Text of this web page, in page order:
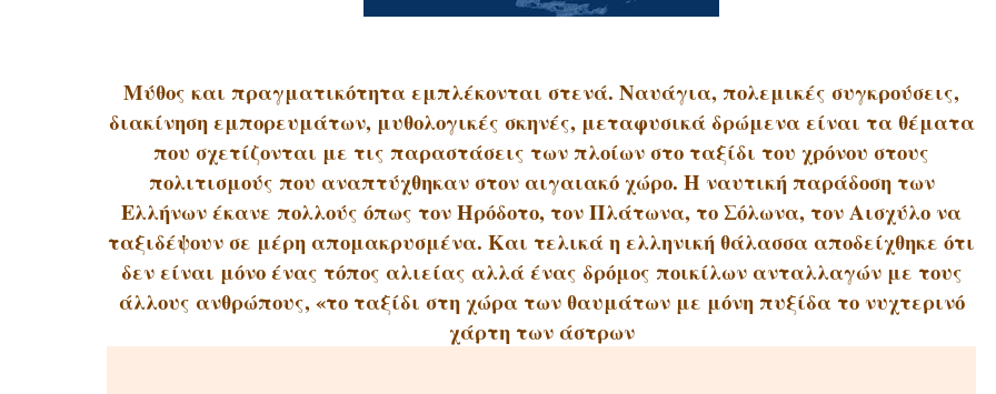
Μύθος και πραγματικότητα εμπλέκονται στενά. Ναυάγια, πολεμικές συγκρούσεις,
διακίνηση εμπορευμάτων, μυθολογικές σκηνές, μεταφυσικά δρώμενα είναι τα θέματα
που σχετίζονται με τις παραστάσεις των πλοίων στο ταξίδι του χρόνου στους
πολιτισμούς που αναπτύχθηκαν στον αιγαιακό χώρο. Η ναυτική παράδοση των
Ελλήνων έκανε πολλούς όπως τον Ηρόδοτο, τον Πλάτωνα, το Σόλωνα, τον Αισχύλο να
ταξιδέψουν σε μέρη απομακρυσμένα. Και τελικά η ελληνική θάλασσα αποδείχθηκε ότι
δεν είναι μόνο ένας τόπος αλιείας αλλά ένας δρόμος ποικίλων ανταλλαγών με τους
άλλους ανθρώπους, «το ταξίδι στη χώρα των θαυμάτων με μόνη πυξίδα το νυχτερινό
χάρτη των άστρων